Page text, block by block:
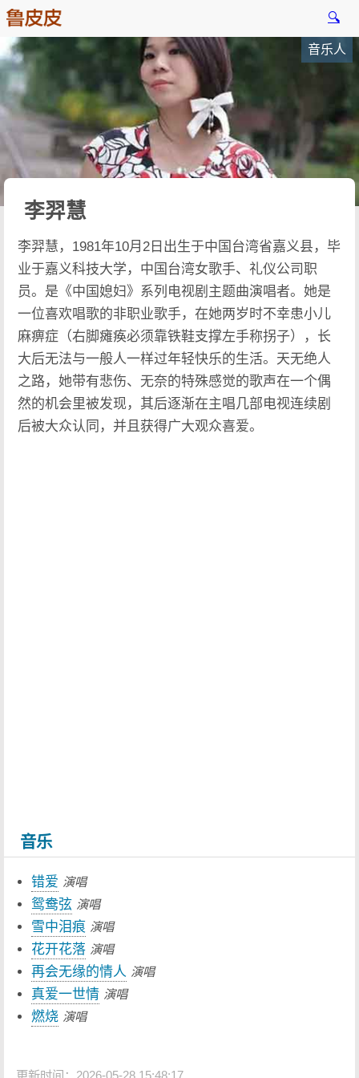
🔍
音乐人
李羿慧
李羿慧，1981年10月2日出生于中国台湾省嘉义县，毕
业于嘉义科技大学，中国台湾女歌手、礼仪公司职
员。是《中国媳妇》系列电视剧主题曲演唱者。她是
一位喜欢唱歌的非职业歌手，在她两岁时不幸患小儿
麻痹症（右脚瘫痪必须靠铁鞋支撑左手称拐子），长
大后无法与一般人一样过年轻快乐的生活。天无绝人
之路，她带有悲伤、无奈的特殊感觉的歌声在一个偶
然的机会里被发现，其后逐渐在主唱几部电视连续剧
后被大众认同，并且获得广大观众喜爱。
音乐
错爱 演唱
鸳鸯弦 演唱
雪中泪痕 演唱
花开花落 演唱
再会无缘的情人 演唱
真爱一世情 演唱
燃烧 演唱
更新时间：2026-05-28 15:48:17